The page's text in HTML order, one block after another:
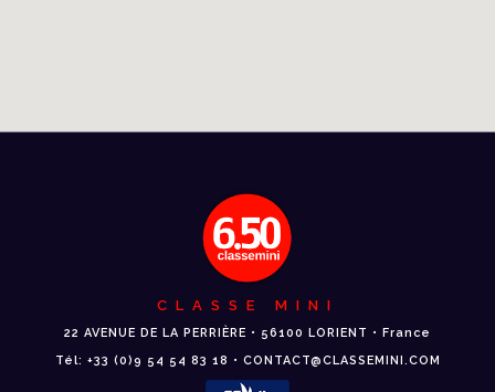
CLASSE MINI
22 AVENUE DE LA PERRIÈRE • 56100 LORIENT • France
Tél: +33 (0)9 54 54 83 18 • CONTACT@CLASSEMINI.COM